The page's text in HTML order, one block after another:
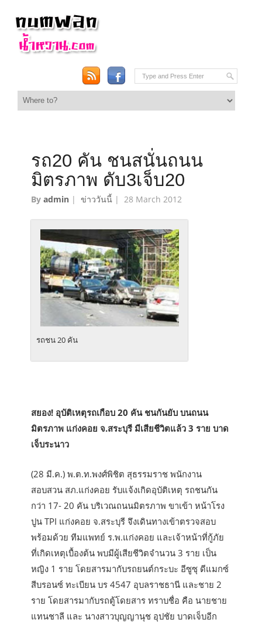
รถ20 คัน ชนสนั่นถนน
มิตรภาพ ดับ3เจ็บ20
Byadmin |ข่าววันนี้ |28 March 2012
รถชน 20 คัน
สยอง! อุบัติเหตุรถเกือบ 20 คัน ชนกันยับ บนถนน
มิตรภาพ แก่งคอย จ.สระบุรี มีเสียชีวิตแล้ว 3 ราย บาด
เจ็บระนาว
(28 มี.ค.) พ.ต.ท.พงศ์พิชิต สุธรรมราช พนักงาน
สอบสวน สภ.แก่งคอย รับแจ้งเกิดอุบัติเหตุ รถชนกัน
กว่า 17- 20 คัน บริเวณถนนมิตรภาพ ขาเข้า หน้าโรง
ปูน TPI แก่งคอย จ.สระบุรี จึงเดินทางเข้าตรวจสอบ
พร้อมด้วย ทีมแพทย์ ร.พ.แก่งคอย และเจ้าหน้าที่กู้ภัย
ที่เกิดเหตุเบื้องต้น พบมีผู้เสียชีวิตจำนวน 3 ราย เป็น
หญิง 1 ราย โดยสารมากับรถยนต์กระบะ อีซูซุ ดีแมกซ์
สีบรอนซ์ ทะเบียน บร 4547 อุบลราชธานี และชาย 2
ราย โดยสารมากับรถตู้โดยสาร ทราบชื่อ คือ นายชาย
แทนชาลี และ นางสาวบุญญานุช อุปชัย บาดเจ็บอีก